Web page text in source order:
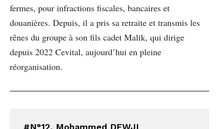
fermes, pour infractions fiscales, bancaires et
douanières. Depuis, il a pris sa retraite et transmis les
rênes du groupe à son fils cadet Malik, qui dirige
depuis 2022 Cevital, aujourd’hui en pleine
réorganisation.